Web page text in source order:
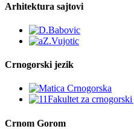
Arhitektura sajtovi
Crnogorski jezik
Crnom Gorom